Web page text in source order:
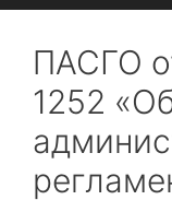
ПАСГО
1252